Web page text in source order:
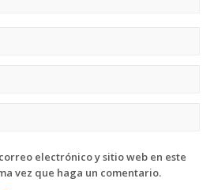
electrónico y sitio web en este
vez que haga un comentario.